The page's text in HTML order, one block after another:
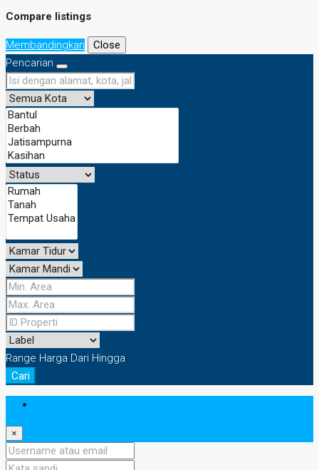
Compare listings
Membandingkan
Close
Pencarian
Range Harga Dari Hingga
Cari
×